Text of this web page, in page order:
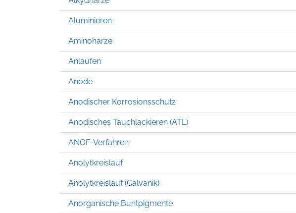
Aluminieren
Aminoharze
Anlaufen
Anode
Anodischer Korrosionsschutz
Anodisches Tauchlackieren (ATL)
ANOF-Verfahren
Anolytkreislauf
Anolytkreislauf (Galvanik)
Anorganische Buntpigmente